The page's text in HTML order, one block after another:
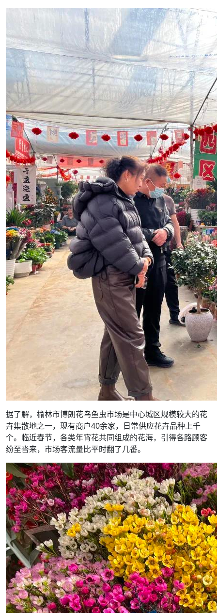
据了解，榆林市博朗花鸟鱼虫市场是中心城区规模较大的花
卉集散地之一，现有商户40余家，日常供应花卉品种上千
个。临近春节，各类年宵花共同组成的花海，引得各路顾客
纷至沓来，市场客流量比平时翻了几番。